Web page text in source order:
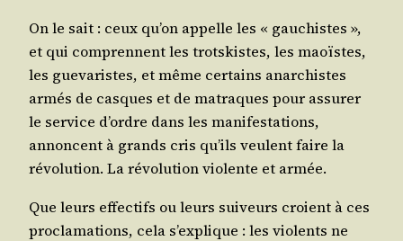
On le sait : ceux qu’on appelle les « gau­chistes »,
et qui com­prennent les trots­kistes, les maoïstes,
les gue­va­ristes, et même cer­tains anar­chistes
armés de casques et de matraques pour assu­rer
le ser­vice d’ordre dans les mani­fes­ta­tions,
annoncent à grands cris qu’ils veulent faire la
révo­lu­tion. La révo­lu­tion vio­lente et armée.
Que leurs effec­tifs ou leurs sui­veurs croient à ces
pro­cla­ma­tions, cela s’ex­plique : les vio­lents ne